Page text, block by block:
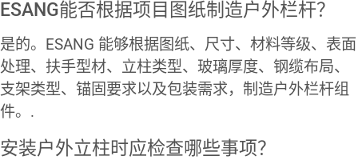
ESANG能否根据项目图纸制造户外栏杆？
是的。ESANG 能够根据图纸、尺寸、材料等级、表面
处理、扶手型材、立柱类型、玻璃厚度、钢缆布局、
支架类型、锚固要求以及包装需求，制造户外栏杆组
件。.
安装户外立柱时应检查哪些事项？